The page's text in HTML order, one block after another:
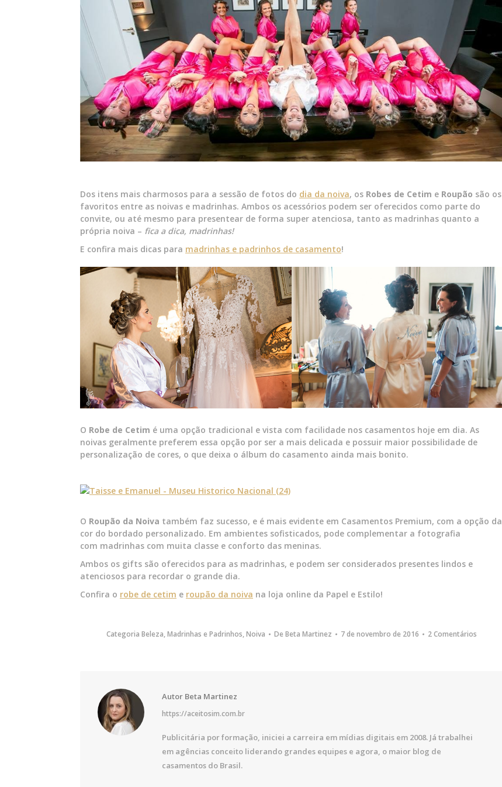
Dos itens mais charmosos para a sessão de fotos do dia da noiva, os Robes de Cetim e Roupão são os
favoritos entre as noivas e madrinhas. Ambos os acessórios podem ser oferecidos como parte do
convite, ou até mesmo para presentear de forma super atenciosa, tanto as madrinhas quanto a
própria noiva – fica a dica, madrinhas!
E confira mais dicas para madrinhas e padrinhos de casamento!
O Robe de Cetim é uma opção tradicional e vista com facilidade nos casamentos hoje em dia. As
noivas geralmente preferem essa opção por ser a mais delicada e possuir maior possibilidade de
personalização de cores, o que deixa o álbum do casamento ainda mais bonito.
O Roupão da Noiva também faz sucesso, e é mais evidente em Casamentos Premium, com a opção da
cor do bordado personalizado. Em ambientes sofisticados, pode complementar a fotografia
com madrinhas com muita classe e conforto das meninas.
Ambos os gifts são oferecidos para as madrinhas, e podem ser considerados presentes lindos e
atenciosos para recordar o grande dia.
Confira o robe de cetim e roupão da noiva na loja online da Papel e Estilo!
Categoria Beleza,Madrinhas e Padrinhos,Noiva De Beta Martinez 7 de novembro de 2016 2 Comentários
Autor Beta Martinez
https://aceitosim.com.br
Publicitária por formação, iniciei a carreira em mídias digitais em 2008. Já trabalhei
em agências conceito liderando grandes equipes e agora, o maior blog de
casamentos do Brasil.